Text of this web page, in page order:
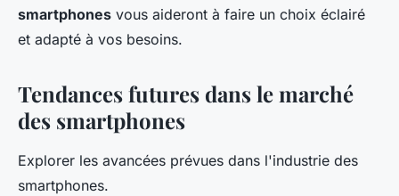
smartphones vous aideront à faire un choix éclairé
et adapté à vos besoins.
Tendances futures dans le marché
des smartphones
Explorer les avancées prévues dans l'industrie des
smartphones.